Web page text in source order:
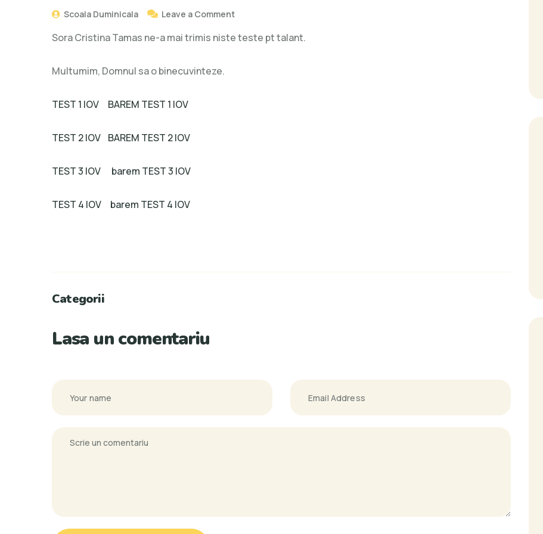
Scoala Duminicala Leave a Comment
Sora Cristina Tamas ne-a mai trimis niste teste pt talant.
Multumim, Domnul sa o binecuvinteze.
TEST 1 IOV BAREM TEST 1 IOV
TEST 2 IOV BAREM TEST 2 IOV
TEST 3 IOV barem TEST 3 IOV
TEST 4 IOV barem TEST 4 IOV
Categorii
Lasa un comentariu